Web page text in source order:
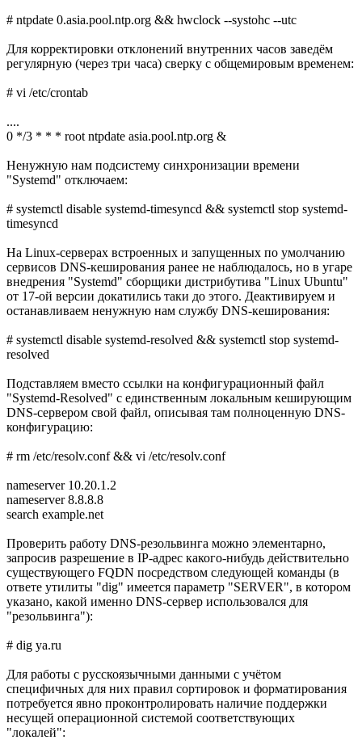
# ntpdate 0.asia.pool.ntp.org && hwclock --systohc --utc
Для корректировки отклонений внутренних часов заведём
регулярную (через три часа) сверку с общемировым временем:
# vi /etc/crontab
....
0 */3 * * * root ntpdate asia.pool.ntp.org &
Ненужную нам подсистему синхронизации времени
"Systemd" отключаем:
# systemctl disable systemd-timesyncd && systemctl stop systemd-
timesyncd
На Linux-серверах встроенных и запущенных по умолчанию
сервисов DNS-кеширования ранее не наблюдалось, но в угаре
внедрения "Systemd" сборщики дистрибутива "Linux Ubuntu"
от 17-ой версии докатились таки до этого. Деактивируем и
останавливаем ненужную нам службу DNS-кеширования:
# systemctl disable systemd-resolved && systemctl stop systemd-
resolved
Подставляем вместо ссылки на конфигурационный файл
"Systemd-Resolved" с единственным локальным кеширующим
DNS-сервером свой файл, описывая там полноценную DNS-
конфигурацию:
# rm /etc/resolv.conf && vi /etc/resolv.conf
nameserver 10.20.1.2
nameserver 8.8.8.8
search example.net
Проверить работу DNS-резольвинга можно элементарно,
запросив разрешение в IP-адрес какого-нибудь действительно
существующего FQDN посредством следующей команды (в
ответе утилиты "dig" имеется параметр "SERVER", в котором
указано, какой именно DNS-сервер использовался для
"резольвинга"):
# dig ya.ru
Для работы с русскоязычными данными с учётом
специфичных для них правил сортировок и форматирования
потребуется явно проконтролировать наличие поддержки
несущей операционной системой соответствующих
"локалей":